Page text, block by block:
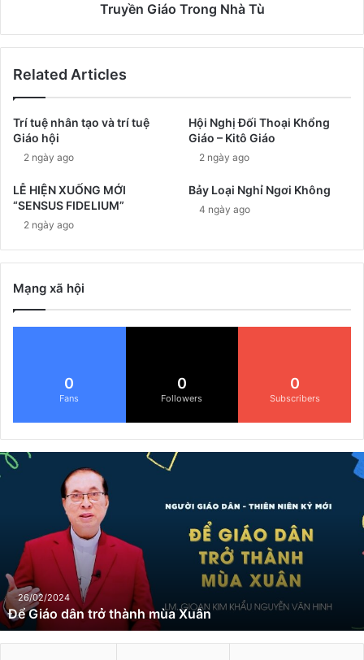
Truyền Giáo Trong Nhà Tù
Related Articles
Trí tuệ nhân tạo và trí tuệ
Giáo hội
2 ngày ago
Hội Nghị Đối Thoại Khổng
Giáo – Kitô Giáo
2 ngày ago
LỄ HIỆN XUỐNG MỚI
“SENSUS FIDELIUM”
2 ngày ago
Bảy Loại Nghỉ Ngơi Không
4 ngày ago
Mạng xã hội
0
Fans
0
Followers
0
Subscribers
Đ
ể
â
n
t
r
26/02/2024
Để Giáo dân trở thành mùa Xuân